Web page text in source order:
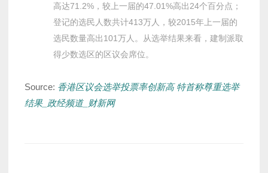
高达71.2%，较上一届的47.01%高出24个百分点；
登记的选民人数共计413万人，较2015年上一届的
选民数量高出101万人。从选举结果来看，建制派取
得少数选区的区议会席位。
Source: 香港区议会选举投票率创新高 特首称尊重选举
结果_政经频道_财新网